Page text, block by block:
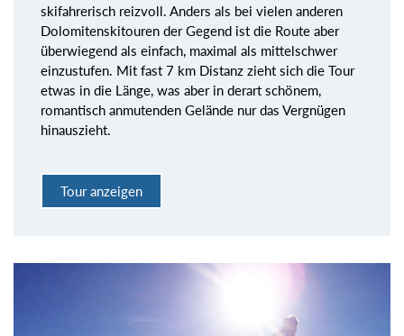
skifahrerisch reizvoll. Anders als bei vielen anderen
Dolomitenskitouren der Gegend ist die Route aber
überwiegend als einfach, maximal als mittelschwer
einzustufen. Mit fast 7 km Distanz zieht sich die Tour
etwas in die Länge, was aber in derart schönem,
romantisch anmutenden Gelände nur das Vergnügen
hinauszieht.
Tour anzeigen